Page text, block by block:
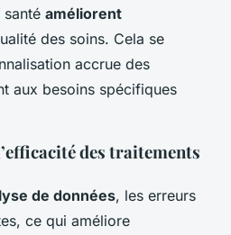
améliorent
des soins. Cela se
accrue des
aux besoins spécifiques
des traitements
de données, les erreurs
ce qui améliore